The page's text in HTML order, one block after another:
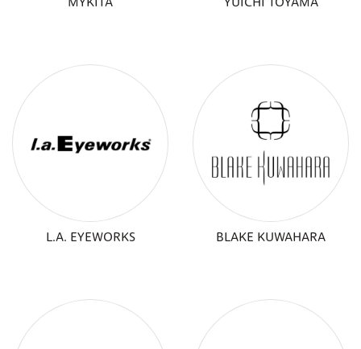
MYKITA YUICHI TOYAMA
L.A. EYEWORKS BLAKE KUWAHARA